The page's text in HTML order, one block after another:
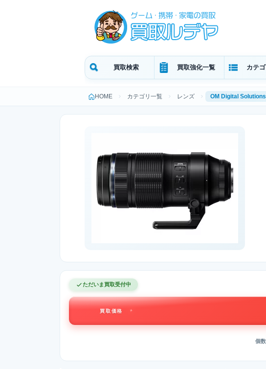
買取検索 買取強化一覧 カテ
HOME カテゴリ一覧 レンズ
ただいま買取受付中
買取価格
個数